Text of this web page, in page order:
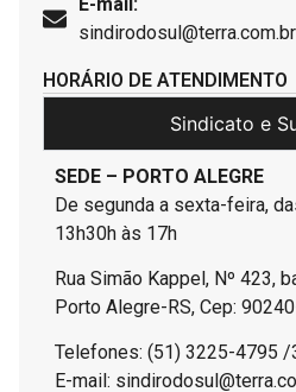
sindirodosul@terra.com.br
HORÁRIO DE ATENDIMENTO
Sindicato e
SEDE – PORTO ALEGRE
De segunda a sexta-feira,
13h30h às 17h
Rua Simão Kappel, Nº 423,
Porto Alegre-RS, Cep:
Telefones: (51) 3225-4795
E-mail: